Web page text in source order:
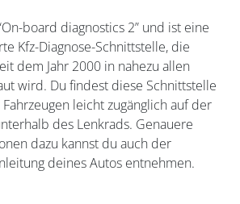
board diagnostics 2” und ist eine
Kfz-Diagnose-Schnittstelle, die
dem Jahr 2000 in nahezu allen
wird. Du findest diese Schnittstelle
leicht zugänglich auf der
des Lenkrads. Genauere
dazu kannst du auch der
deines Autos entnehmen.